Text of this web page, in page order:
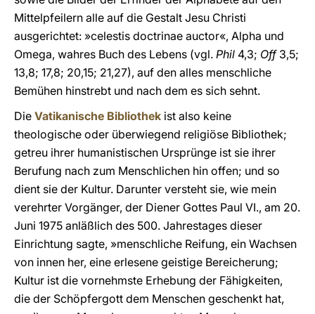
Mittelpfeilern alle auf die Gestalt Jesu Christi
ausgerichtet: »celestis doctrinae auctor«, Alpha und
Omega, wahres Buch des Lebens (vgl. Phil 4,3; Off 3,5;
13,8; 17,8; 20,15; 21,27), auf den alles menschliche
Bemühen hinstrebt und nach dem es sich sehnt.
Die Vatikanische Bibliothek ist also keine
theologische oder überwiegend religiöse Bibliothek;
getreu ihrer humanistischen Ursprünge ist sie ihrer
Berufung nach zum Menschlichen hin offen; und so
dient sie der Kultur. Darunter versteht sie, wie mein
verehrter Vorgänger, der Diener Gottes Paul VI., am 20.
Juni 1975 anläßlich des 500. Jahrestages dieser
Einrichtung sagte, »menschliche Reifung, ein Wachsen
von innen her, eine erlesene geistige Bereicherung;
Kultur ist die vornehmste Erhebung der Fähigkeiten,
die der Schöpfergott dem Menschen geschenkt hat,